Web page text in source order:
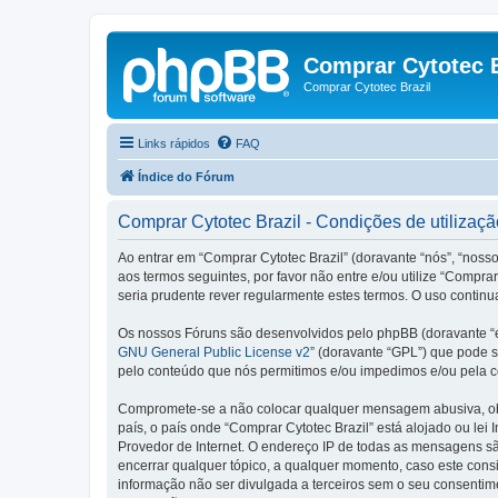
Comprar Cytotec
Comprar Cytotec Brazil
Links rápidos FAQ
Índice do Fórum
Comprar Cytotec Brazil - Condições de
Ao entrar em “Comprar Cytotec Brazil” (doravante “nós”,
aos termos seguintes, por favor não entre e/ou utilize
seria prudente rever regularmente estes termos. O uso
Os nossos Fóruns são desenvolvidos pelo phpBB (doravante
GNU General Public License v2” (doravante “GPL”) que pode
pelo conteúdo que nós permitimos e/ou impedimos e/ou pela
Compromete-se a não colocar qualquer mensagem abusiva,
país, o país onde “Comprar Cytotec Brazil” está alojado ou
Provedor de Internet. O endereço IP de todas as mensagens
encerrar qualquer tópico, a qualquer momento, caso este
informação não ser divulgada a terceiros sem o seu